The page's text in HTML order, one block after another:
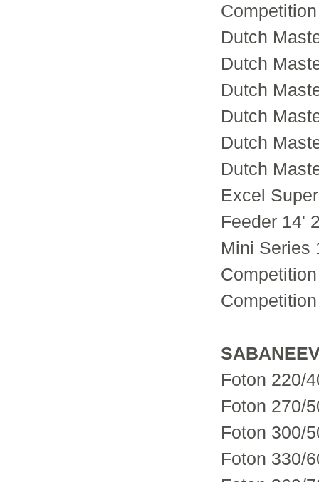
Dutch
Dutch
Dutch
Dutch
Dutch
Dutch
Excel
Feeder 14'
Mini Series
Foton 220/
Foton 270/
Foton 300/
Foton 330/